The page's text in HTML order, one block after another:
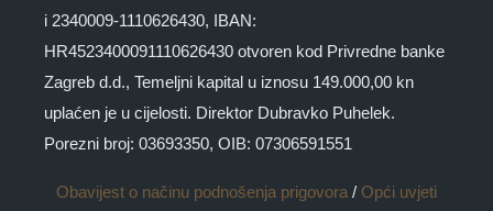
i 2340009-1110626430, IBAN:
HR4523400091110626430 otvoren kod Privredne banke
Zagreb d.d., Temeljni kapital u iznosu 149.000,00 kn
uplaćen je u cijelosti. Direktor Dubravko Puhelek.
Porezni broj: 03693350, OIB: 07306591551
Obavijest o načinu podnošenja prigovora / Opći uvjeti